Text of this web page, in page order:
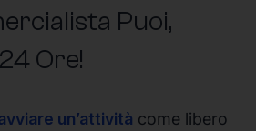
Puoi,
Ore!
un’attività come libero